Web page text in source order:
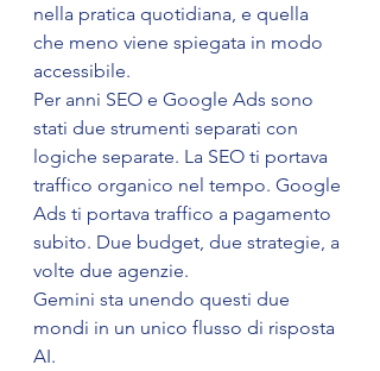
nella pratica quotidiana, e quella
che meno viene spiegata in modo
accessibile.
Per anni SEO e Google Ads sono
stati due strumenti separati con
logiche separate. La SEO ti portava
traffico organico nel tempo. Google
Ads ti portava traffico a pagamento
subito. Due budget, due strategie, a
volte due agenzie.
Gemini sta unendo questi due
mondi in un unico flusso di risposta
AI.